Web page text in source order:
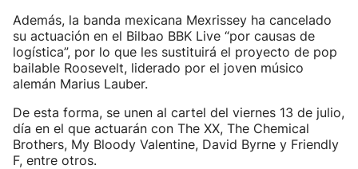
Además, la banda mexicana Mexrissey ha cancelado
su actuación en el Bilbao BBK Live “por causas de
logística”, por lo que les sustituirá el proyecto de pop
bailable Roosevelt, liderado por el joven músico
alemán Marius Lauber.
De esta forma, se unen al cartel del viernes 13 de julio,
día en el que actuarán con The XX, The Chemical
Brothers, My Bloody Valentine, David Byrne y Friendly
F, entre otros.